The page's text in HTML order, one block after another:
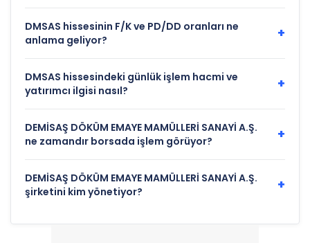
DMSAS hissesinin F/K ve PD/DD oranları ne
anlama geliyor?
+
DMSAS hissesindeki günlük işlem hacmi ve
yatırımcı ilgisi nasıl?
+
DEMİSAŞ DÖKÜM EMAYE MAMÜLLERİ SANAYİ A.Ş.
ne zamandır borsada işlem görüyor?
+
DEMİSAŞ DÖKÜM EMAYE MAMÜLLERİ SANAYİ A.Ş.
şirketini kim yönetiyor?
+